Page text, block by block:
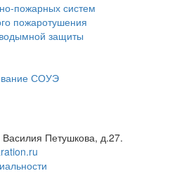
пожарных систем
пожаротушения
защиты
СОУЭ
Василия Петушкова, д.27.